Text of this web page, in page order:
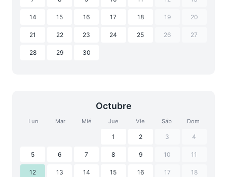
14 15 16 17 18 19 20
21 22 23 24 25 26 27
28 29 30
Octubre
Lun Mar Mié Jue Vie Sáb Dom
1 2 3 4
5 6 7 8 9 10 11
12 13 14 15 16 17 18